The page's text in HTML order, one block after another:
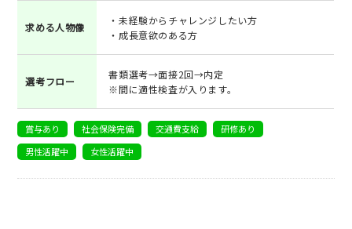
求める人物像
・未経験からチャレンジしたい方
・成長意欲のある方
選考フロー
書類選考→面接2回→内定
※間に適性検査が入ります。
賞与あり 社会保険完備 交通費支給
研修あり
男性活躍中
女性活躍中